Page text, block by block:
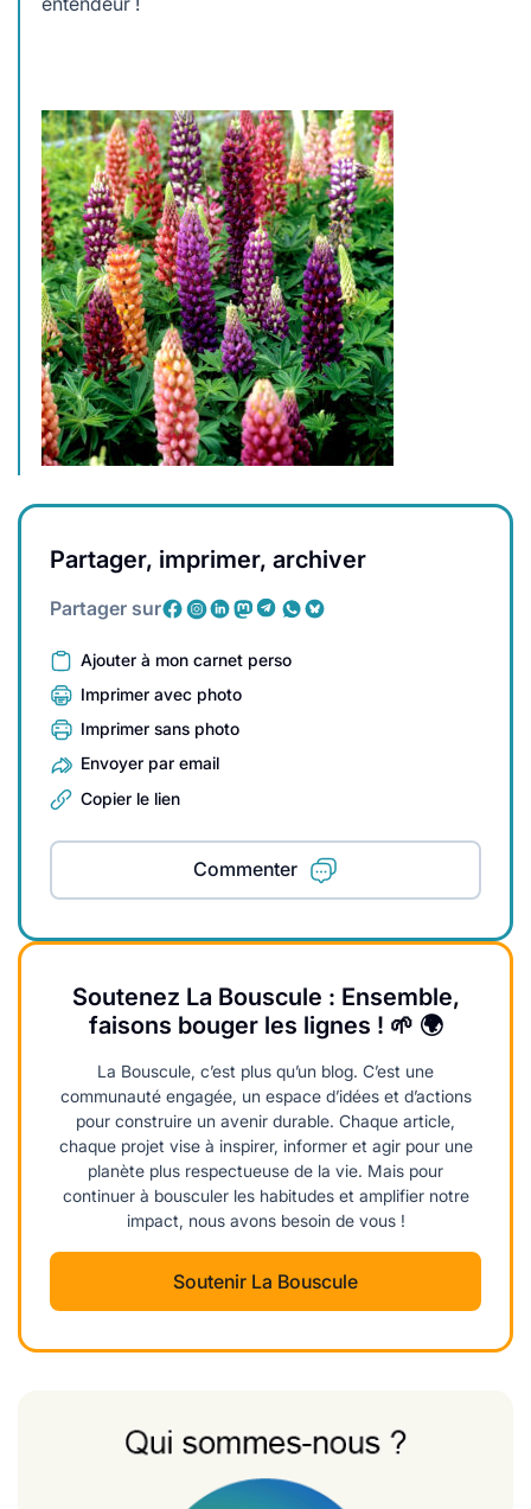
Partager, imprimer, archiver
Partager sur
Ajouter à mon carnet perso
Imprimer avec photo
Imprimer sans photo
Envoyer par email
Copier le lien
Commenter
Soutenez La Bouscule : Ensemble,
faisons bouger les lignes ! 🌱 🌍
La Bouscule, c’est plus qu’un blog. C’est une
communauté engagée, un espace d’idées et d’actions
pour construire un avenir durable. Chaque article,
chaque projet vise à inspirer, informer et agir pour une
planète plus respectueuse de la vie. Mais pour
continuer à bousculer les habitudes et amplifier notre
impact, nous avons besoin de vous !
Soutenir La Bouscule